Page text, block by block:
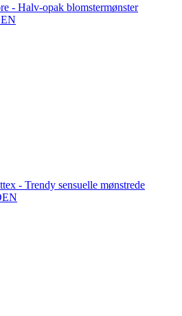
- Halv-opak blomstermønster
- Trendy sensuelle mønstrede